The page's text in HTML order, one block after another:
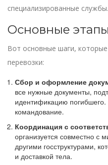
специализированные службы.
Основные
Вот основные шаги,
перевозки:
Сбор и оформление
все нужные документы,
идентификацию
командование.
Координация с
организуется совместно с
другими госструктурами,
и доставкой тела.